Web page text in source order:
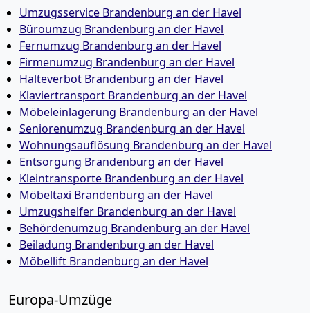
Umzugsservice Brandenburg an der Havel
Büroumzug Brandenburg an der Havel
Fernumzug Brandenburg an der Havel
Firmenumzug Brandenburg an der Havel
Halteverbot Brandenburg an der Havel
Klaviertransport Brandenburg an der Havel
Möbeleinlagerung Brandenburg an der Havel
Seniorenumzug Brandenburg an der Havel
Wohnungsauflösung Brandenburg an der Havel
Entsorgung Brandenburg an der Havel
Kleintransporte Brandenburg an der Havel
Möbeltaxi Brandenburg an der Havel
Umzugshelfer Brandenburg an der Havel
Behördenumzug Brandenburg an der Havel
Beiladung Brandenburg an der Havel
Möbellift Brandenburg an der Havel
Europa-Umzüge